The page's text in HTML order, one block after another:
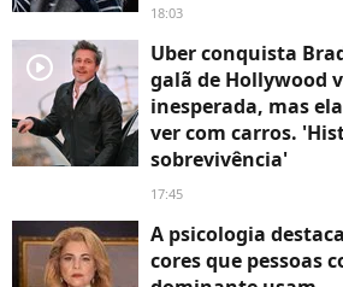
18:03
player2
Uber conquista
galã de Hollywood
inesperada, mas
ver com carros.
sobrevivência'
17:45
A psicologia
cores que pessoas